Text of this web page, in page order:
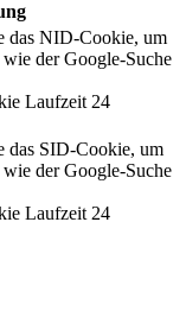
das NID-Cookie, um
der Google-Suche
Laufzeit 24
das SID-Cookie, um
der Google-Suche
Laufzeit 24